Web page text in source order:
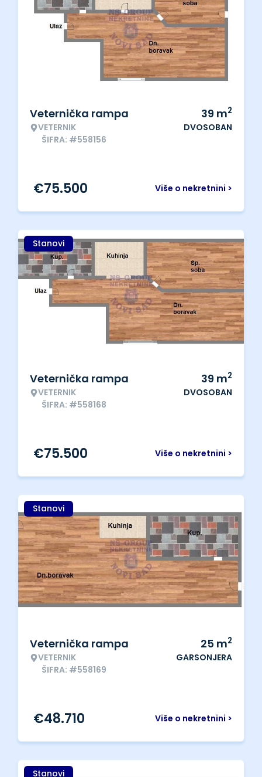
Veternička rampa
VETERNIK
ŠIFRA: #558156
39 m2
DVOSOBAN
Više o nekretnini >
€75.500
Stanovi
Veternička rampa
VETERNIK
ŠIFRA: #558168
39 m2
DVOSOBAN
Više o nekretnini >
€75.500
Stanovi
Veternička rampa
VETERNIK
ŠIFRA: #558169
25 m2
GARSONJERA
Više o nekretnini >
€48.710
Stanovi